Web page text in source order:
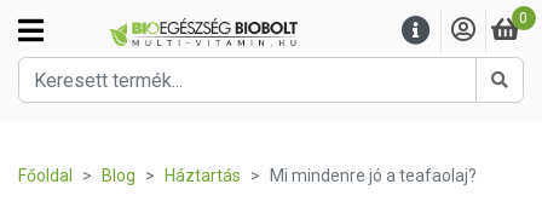
0
Főoldal Blog Háztartás Mi mindenre jó a teafaolaj?